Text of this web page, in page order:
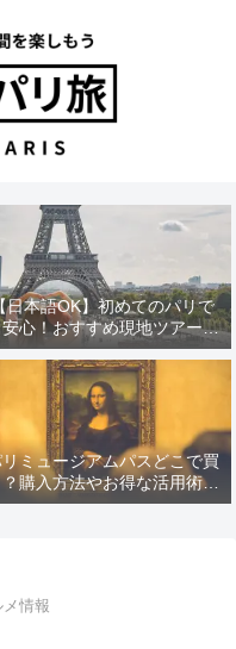
日本語OK】初めてのパリで
心！おすすめ現地ツアー特
集【12選】
ミュージアムパスどこで買
？購入方法やお得な活用術を
徹底解説
メ情報